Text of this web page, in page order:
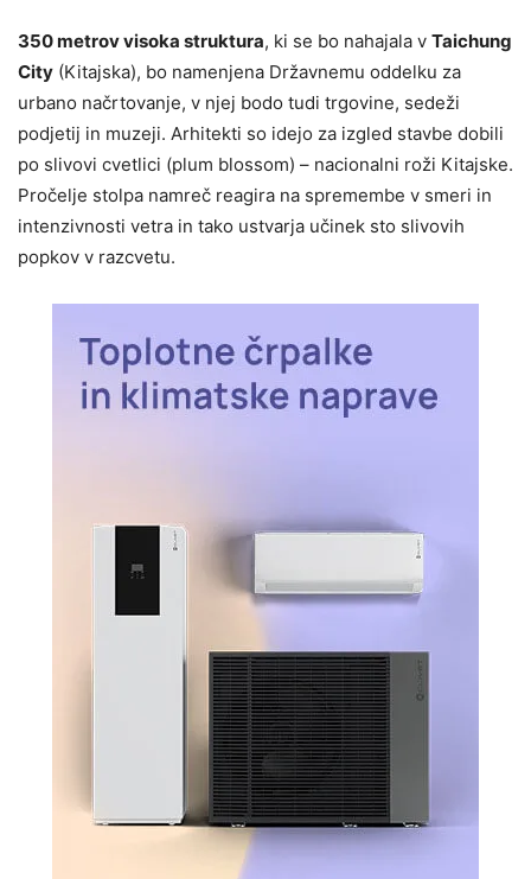
350 metrov visoka struktura, ki se bo nahajala v Taichung
City (Kitajska), bo namenjena Državnemu oddelku za
urbano načrtovanje, v njej bodo tudi trgovine, sedeži
podjetij in muzeji. Arhitekti so idejo za izgled stavbe dobili
po slivovi cvetlici (plum blossom) – nacionalni roži Kitajske.
Pročelje stolpa namreč reagira na spremembe v smeri in
intenzivnosti vetra in tako ustvarja učinek sto slivovih
popkov v razcvetu.